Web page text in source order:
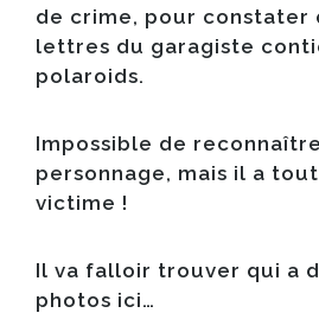
de crime, pour constater
lettres du garagiste
polaroids.
Impossible de
personnage, mais il a tout
victime !
Il va falloir trouver qui a
photos ici…